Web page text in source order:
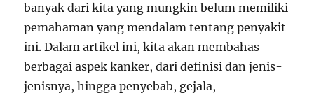
banyak dari kita yang mungkin belum memiliki
pemahaman yang mendalam tentang penyakit
ini. Dalam artikel ini, kita akan membahas
berbagai aspek kanker, dari definisi dan jenis-
jenisnya, hingga penyebab, gejala,